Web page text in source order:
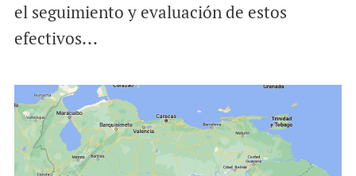
el seguimiento y evaluación de estos
efectivos...